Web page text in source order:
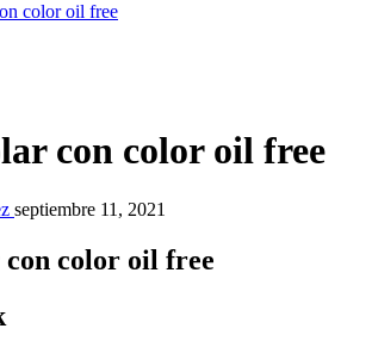
color oil free
con color oil free
septiembre 11, 2021
color oil free